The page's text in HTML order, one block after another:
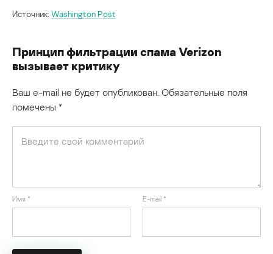
Источник: Washington Post
Принцип фильтрации спама Verizon
вызывает критику
Ваш e-mail не будет опубликован. Обязательные поля
помечены *
Имя * E-mail *